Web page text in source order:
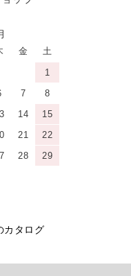
金 土
1
7
8
14
15
21
22
28
29
カタログ